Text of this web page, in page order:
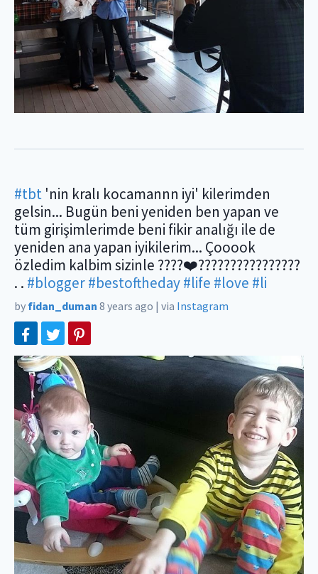
#tbt 'nin kralı kocamannn iyi' kilerimden
gelsin... Bugün beni yeniden ben yapan ve
tüm girişimlerimde beni fikir analığı ile de
yeniden ana yapan iyikilerim... Çooook
özledim kalbim sizinle ????❤️????????????????
. . #blogger#bestoftheday#life #love #li
by fidan_duman 8 years ago | via Instagram